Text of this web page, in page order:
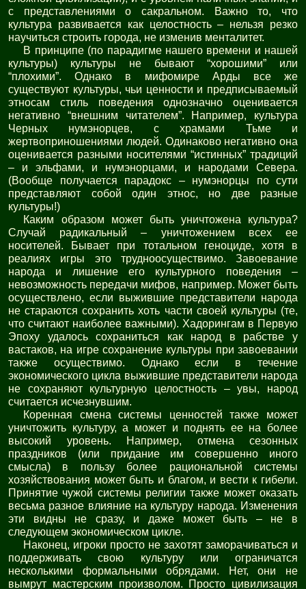
с представлениями о сакральном. Важно то, что
культура развивается как целостность – нельзя резко
научиться строить города, не изменив менталитет.
В принципе (по парадигме нашего времени и нашей
культуры) культуры не бывают “хорошими” или
“плохими”. Однако в мифомире Арды все же
существуют культуры, чьи ценности и предписываемый
этносам стиль поведения однозначно оценивается
негативно “внешним читателем”. Например, культура
Черных нумэнорцев, с храмами Тьме и
жертвоприношениями людей. Одинаково негативно она
оценивается разными носителями “истинных” традиций
– и эльфами, и нумэнорцами, и народами Севера.
(Вообще получается парадокс – нумэнорцы по сути
представляют собой один этнос, но две разные
культуры!)
Каким образом может быть уничтожена культура?
Случай радикальный – уничтожением всех ее
носителей. Бывает при тотальном геноциде, хотя в
реалиях игры это трудноосуществимо. Завоевание
народа и лишение его культурного поведения –
невозможность передачи мифов, например. Может быть
осуществлено, если выжившие представители народа
не стараются сохранить хоть части своей культуры (те,
что считают наиболее важными). Хадорингам в Первую
Эпоху удалось сохраниться как народ в рабстве у
вастаков, на игре сохранение культуры при завоевании
также осуществимо. Однако если в течение
экономического цикла выжившие представители народа
не сохраняют культурную целостность – увы, народ
считается исчезнувшим.
Коренная смена системы ценностей также может
уничтожить культуру, а может и поднять ее на более
высокий уровень. Например, отмена сезонных
праздников (или придание им совершенно иного
смысла) в пользу более рациональной системы
хозяйствования может быть и благом, и вести к гибели.
Принятие чужой системы религии также может оказать
весьма разное влияние на культуру народа. Изменения
эти видны не сразу, и даже может быть – не в
следующем экономическом цикле.
Наконец, игроки просто не захотят заморачиваться и
поддерживать свою культуру или ограничатся
несколькими формальными обрядами. Нет, они не
вымрут мастерским произволом. Просто цивилизация